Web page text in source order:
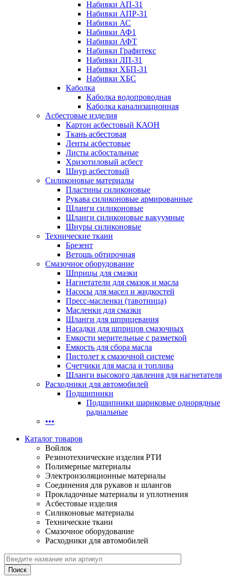
Набивки АП-31
Набивки АПР-31
Набивки АС
Набивки АФ1
Набивки АФТ
Набивки Графитекс
Набивки ЛП-31
Набивки ХБП-31
Набивки ХБС
Каболка
Каболка водопроводная
Каболка канализационная
Асбестовые изделия
Картон асбестовый КАОН
Ткань асбестовая
Ленты асбестовые
Листы асбостальные
Хризотиловый асбеcт
Шнур асбестовый
Силиконовые материалы
Пластины силиконовые
Рукава силиконовые армированные
Шланги силиконовые
Шланги силиконовые вакуумные
Шнуры силиконовые
Технические ткани
Брезент
Ветошь обтирочная
Смазочное оборудование
Шприцы для смазки
Нагнетатели для смазок и масла
Насосы для масел и жидкостей
Пресс-масленки (тавотница)
Масленки для смазки
Шланги для шприцевания
Насадки для шприцов смазочных
Емкости мерительные с разметкой
Емкость для сбора масла
Пистолет к смазочной системе
Счетчики для масла и топлива
Шланги высокого давления для нагнетателя
Расходники для автомобилей
Подшипники
Подшипники шариковые однорядные
радиальные
•••
Каталог товаров
Войлок
Резинотехнические изделия РТИ
Полимерные материалы
Электроизоляционные материалы
Соединения для рукавов и шлангов
Прокладочные материалы и уплотнения
Асбестовые изделия
Силиконовые материалы
Технические ткани
Смазочное оборудование
Расходники для автомобилей